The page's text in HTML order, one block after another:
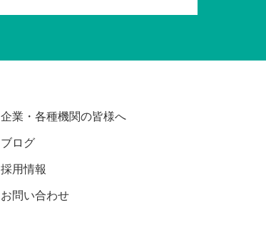
企業・各種機関の皆様へ
ブログ
採用情報
お問い合わせ